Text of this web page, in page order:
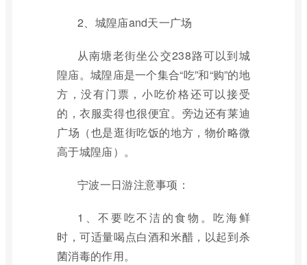
2、城隍庙and天一广场
从南塘老街坐公交238路可以到城
隍庙。城隍庙是一个集合“吃”和“购”的地
方，没有门票，小吃价格还可以接受
的，衣服卖得也很便宜。旁边还有莱迪
广场（也是逛街吃饭的地方，物价略微
高于城隍庙）。
宁波一日游注意事项：
1、不要吃不洁的食物。吃海鲜
时，可适量喝点白酒和米醋，以起到杀
菌消毒的作用。